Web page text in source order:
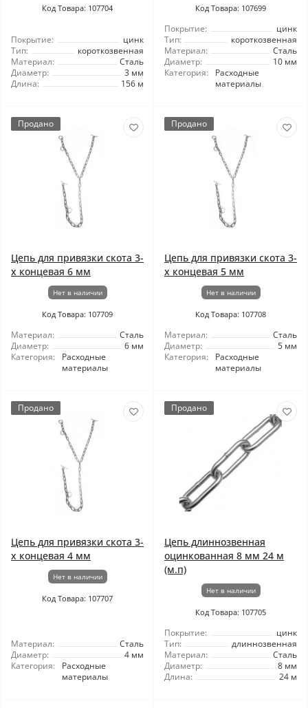
Код Товара: 107704
Покрытие:
цинк
Тип:
короткозвенная
Материал:
Сталь
Диаметр:
3 мм
Длина:
156 м
Код Товара: 107699
Покрытие:
цинк
Тип:
короткозвенная
Материал:
Сталь
Диаметр:
10 мм
Категория:
Расходные
материалы
Продано
Цепь для привязки скота 3-
х концевая 6 мм
Нет в наличии
Код Товара: 107709
Материал:
Сталь
Диаметр:
6 мм
Категория:
Расходные
материалы
Продано
Цепь для привязки скота 3-
х концевая 5 мм
Нет в наличии
Код Товара: 107708
Материал:
Сталь
Диаметр:
5 мм
Категория:
Расходные
материалы
Продано
Цепь для привязки скота 3-
х концевая 4 мм
Нет в наличии
Код Товара: 107707
Материал:
Сталь
Диаметр:
4 мм
Категория:
Расходные
материалы
Продано
Цепь длиннозвенная
оцинкованная 8 мм 24 м
(м.п)
Нет в наличии
Код Товара: 107705
Покрытие:
цинк
Тип:
длиннозвенная
Материал:
Сталь
Диаметр:
8 мм
Длина:
24 м